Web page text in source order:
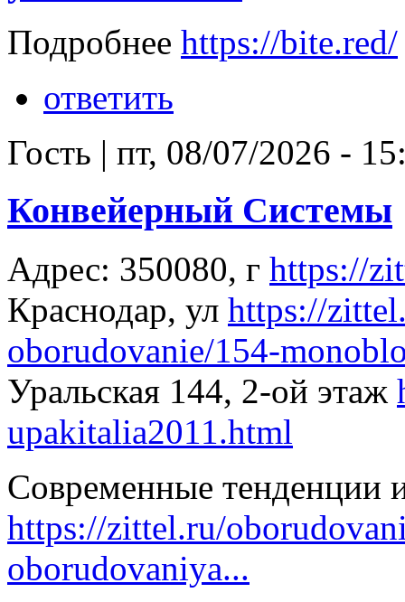
Подробнее https://bite.red/
ответить
Гость | пт, 08/07/2026 -
Конвейерный Системы
Адрес: 350080, г https://
Краснодар, ул https://
oborudovanie/154-
Уральская 144, 2-ой этаж
upakitalia2011.html
Современные тенденции
https://zittel.ru/
oborudovaniya...